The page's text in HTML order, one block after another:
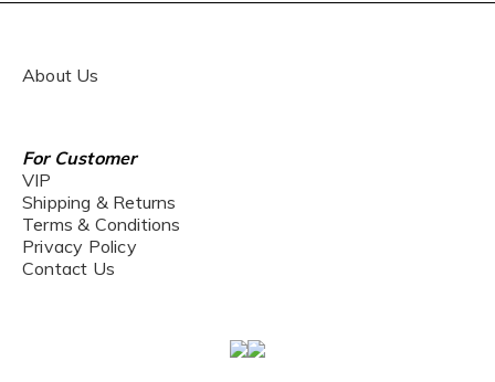
About Us
For Customer
VIP
Shipping & Returns
Terms & Conditions
Privacy Policy
Contact Us